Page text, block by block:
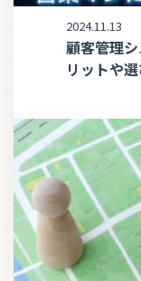
2024.11.13
顧客管理
リットや